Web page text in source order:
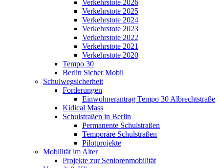
Verkehrstote 2026
Verkehrstote 2025
Verkehrstote 2024
Verkehrstote 2023
Verkehrstote 2022
Verkehrstote 2021
Verkehrstote 2020
Tempo 30
Berlin Sicher Mobil
Schulwegsicherheit
Forderungen
Einwohnerantrag Tempo 30 Albrechtstraße
Kidical Mass
Schulstraßen in Berlin
Permanente Schulstraßen
Temporäre Schulstraßen
Pilotprojekte
Mobilität im Alter
Projekte zur Seniorenmobilität